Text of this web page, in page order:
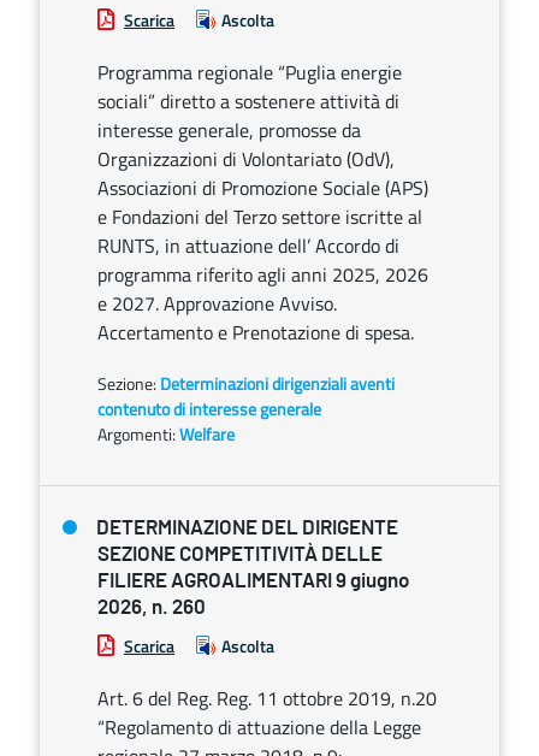
Scarica Ascolta
Programma regionale “Puglia energie
sociali” diretto a sostenere attività di
interesse generale, promosse da
Organizzazioni di Volontariato (OdV),
Associazioni di Promozione Sociale (APS)
e Fondazioni del Terzo settore iscritte al
RUNTS, in attuazione dell’ Accordo di
programma riferito agli anni 2025, 2026
e 2027. Approvazione Avviso.
Accertamento e Prenotazione di spesa.
Sezione: Determinazioni dirigenziali aventi
contenuto di interesse generale
Argomenti:Welfare
DETERMINAZIONE DEL DIRIGENTE
SEZIONE COMPETITIVITÀ DELLE
FILIERE AGROALIMENTARI 9 giugno
2026, n. 260
Scarica Ascolta
Art. 6 del Reg. Reg. 11 ottobre 2019, n.20
“Regolamento di attuazione della Legge